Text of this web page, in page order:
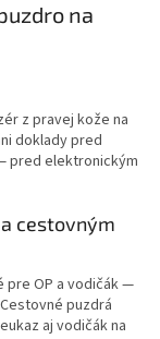
na
z pravej kože na
doklady pred
pred elektronickým
cestovným
pre OP a vodičák —
puzdrá
aj vodičák na